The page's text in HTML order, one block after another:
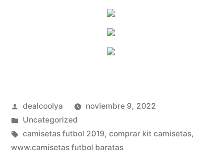
Publicado
por
dealcoolya
noviembre 9, 2022
Publicado
en
Uncategorized
Etiquetas:
camisetas futbol 2019, comprar kit camisetas,
www.camisetas futbol baratas